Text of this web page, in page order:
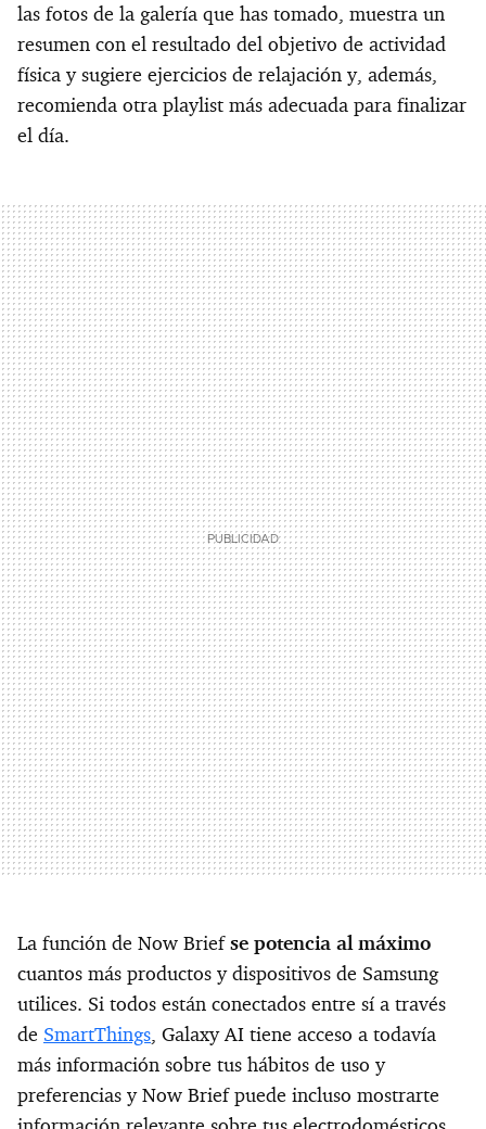
las fotos de la galería que has tomado, muestra un
resumen con el resultado del objetivo de actividad
física y sugiere ejercicios de relajación y, además,
recomienda otra playlist más adecuada para finalizar
el día.
La función de Now Briefse potencia al máximo
cuantos más productos y dispositivos de Samsung
utilices. Si todos están conectados entre sí a través
de SmartThings, Galaxy AI tiene acceso a todavía
más información sobre tus hábitos de uso y
preferencias y Now Brief puede incluso mostrarte